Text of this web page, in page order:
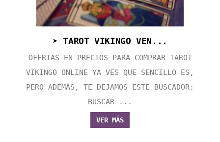
➤ TAROT VIKINGO VEN...
OFERTAS EN PRECIOS PARA COMPRAR TAROT
VIKINGO ONLINE YA VES QUE SENCILLO ES,
PERO ADEMÁS, TE DEJAMOS ESTE BUSCADOR:
BUSCAR ...
VER MÁS